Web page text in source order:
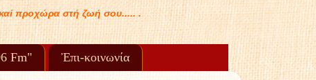
Fm" Ἐπι-κοινωνία